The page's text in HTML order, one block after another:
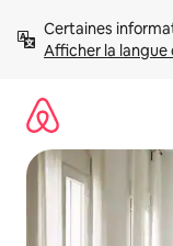
directement
Afficher la langue